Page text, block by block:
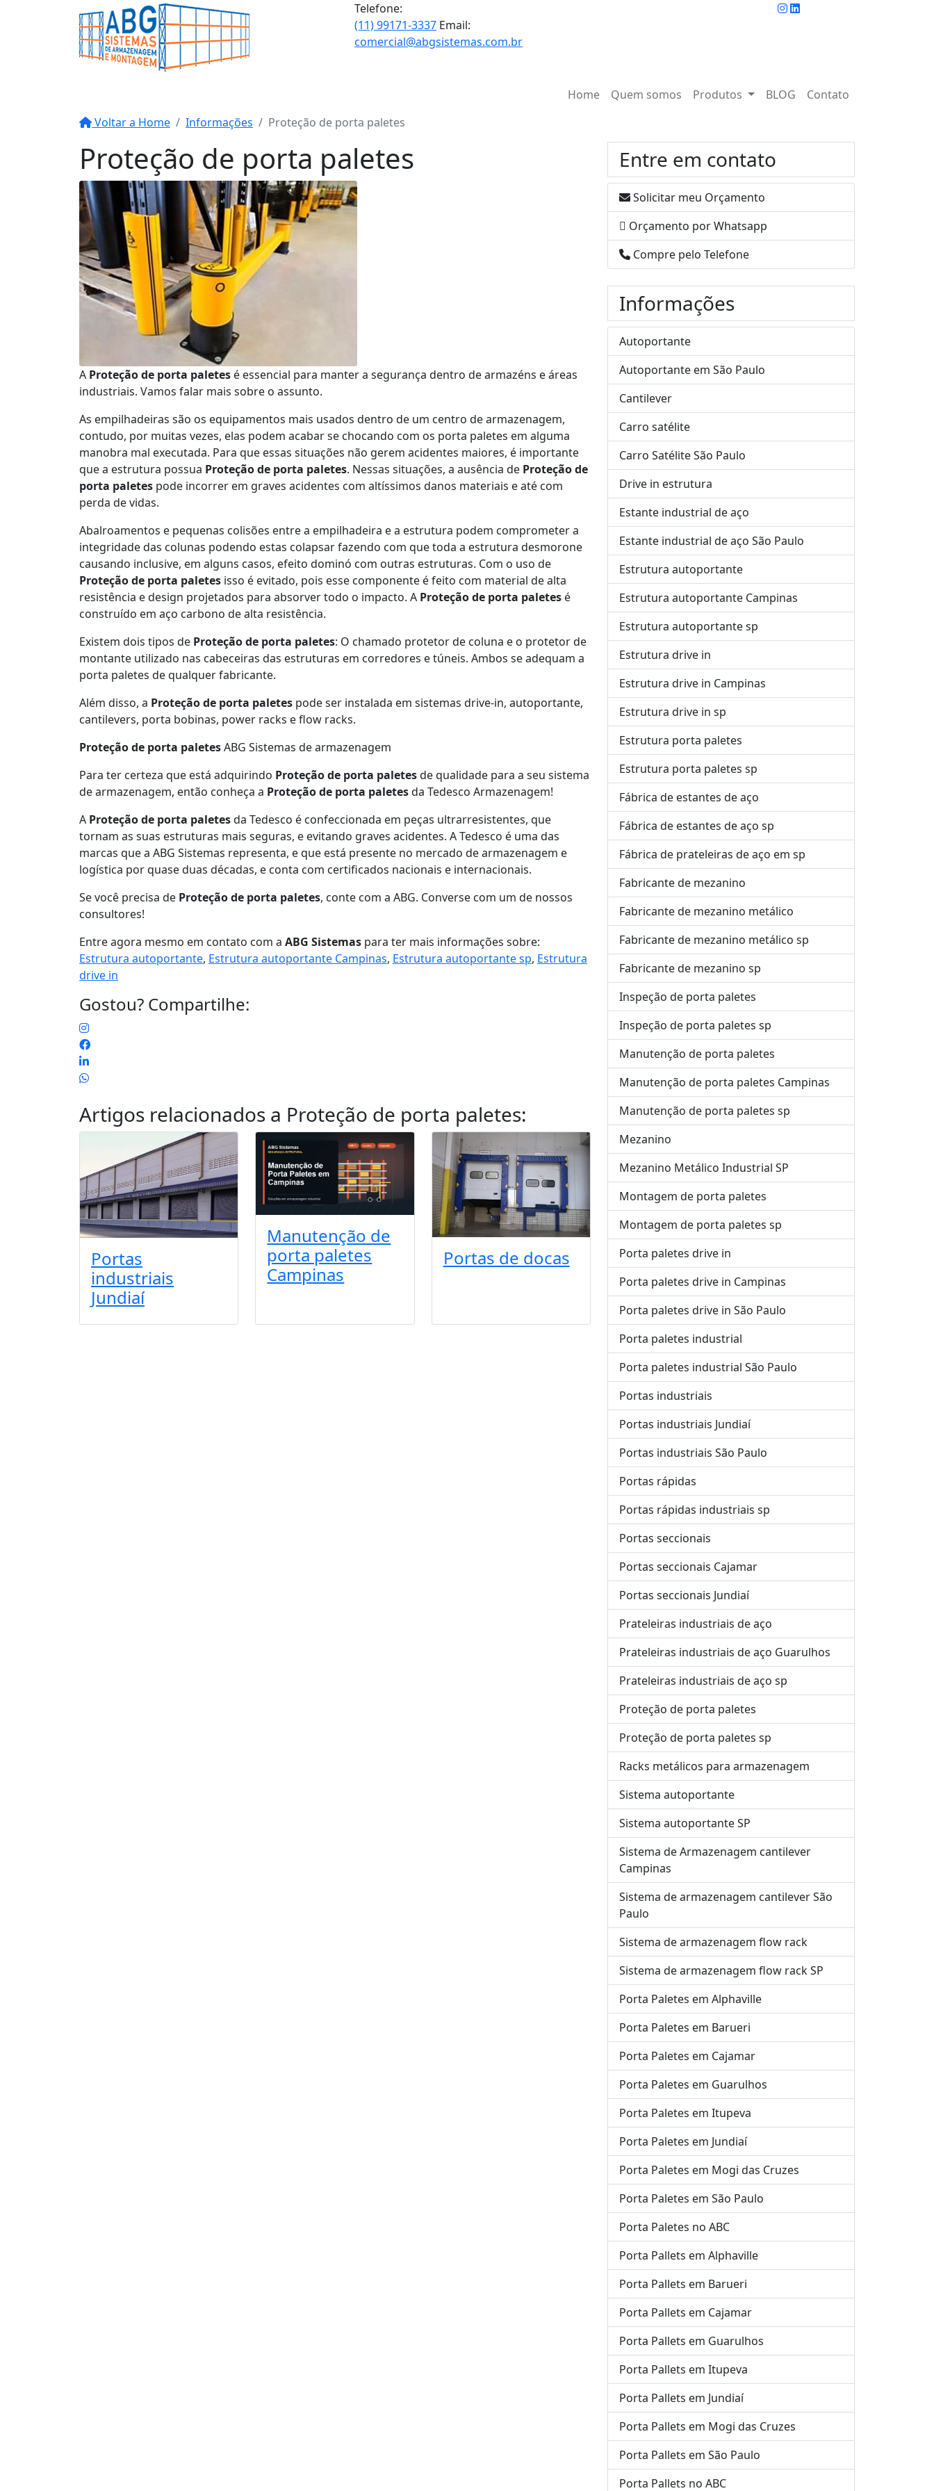
Telefone:
(11) 99171-3337 Email:
comercial@abgsistemas.com.br
Home Quem somos Produtos BLOG
Contato
Voltar a Home
Informações Proteção de porta paletes
Proteção de porta paletes
A Proteção de porta paletes é essencial para manter a segurança dentro de armazéns e áreas
industriais. Vamos falar mais sobre o assunto.
As empilhadeiras são os equipamentos mais usados dentro de um centro de armazenagem,
contudo, por muitas vezes, elas podem acabar se chocando com os porta paletes em alguma
manobra mal executada. Para que essas situações não gerem acidentes maiores, é importante
que a estrutura possua Proteção de porta paletes. Nessas situações, a ausência de Proteção de
porta paletes pode incorrer em graves acidentes com altíssimos danos materiais e até com
perda de vidas.
Abalroamentos e pequenas colisões entre a empilhadeira e a estrutura podem comprometer a
integridade das colunas podendo estas colapsar fazendo com que toda a estrutura desmorone
causando inclusive, em alguns casos, efeito dominó com outras estruturas. Com o uso de
Proteção de porta paletes isso é evitado, pois esse componente é feito com material de alta
resistência e design projetados para absorver todo o impacto. A Proteção de porta paletes é
construído em aço carbono de alta resistência.
Existem dois tipos de Proteção de porta paletes: O chamado protetor de coluna e o protetor de
montante utilizado nas cabeceiras das estruturas em corredores e túneis. Ambos se adequam a
porta paletes de qualquer fabricante.
Além disso, a Proteção de porta paletes pode ser instalada em sistemas drive-in, autoportante,
cantilevers, porta bobinas, power racks e flow racks.
Proteção de porta paletesABG Sistemas de armazenagem
Para ter certeza que está adquirindo Proteção de porta paletesde qualidade para a seu sistema
de armazenagem, então conheça a Proteção de porta paletesda Tedesco Armazenagem!
A Proteção de porta paletesda Tedesco é confeccionada em peças ultrarresistentes, que
tornam as suas estruturas mais seguras, e evitando graves acidentes. A Tedesco é uma das
marcas que a ABG Sistemas representa, e que está presente no mercado de armazenagem e
logística por quase duas décadas, e conta com certificados nacionais e internacionais.
Se você precisa de Proteção de porta paletes, conte com a ABG. Converse com um de nossos
consultores!
Entre agora mesmo em contato com a ABG Sistemas para ter mais informações sobre:
Estrutura autoportante, Estrutura autoportante Campinas, Estrutura autoportante sp, Estrutura
drive in
Gostou? Compartilhe:
Artigos relacionados a Proteção de porta paletes:
Portas
industriais
Jundiaí
Manutenção de
porta paletes
Campinas
Portas de docas
Entre em contato
Solicitar meu Orçamento
Orçamento por Whatsapp
Compre pelo Telefone
Informações
Autoportante
Autoportante em São Paulo
Cantilever
Carro satélite
Carro Satélite São Paulo
Drive in estrutura
Estante industrial de aço
Estante industrial de aço São Paulo
Estrutura autoportante
Estrutura autoportante Campinas
Estrutura autoportante sp
Estrutura drive in
Estrutura drive in Campinas
Estrutura drive in sp
Estrutura porta paletes
Estrutura porta paletes sp
Fábrica de estantes de aço
Fábrica de estantes de aço sp
Fábrica de prateleiras de aço em sp
Fabricante de mezanino
Fabricante de mezanino metálico
Fabricante de mezanino metálico sp
Fabricante de mezanino sp
Inspeção de porta paletes
Inspeção de porta paletes sp
Manutenção de porta paletes
Manutenção de porta paletes Campinas
Manutenção de porta paletes sp
Mezanino
Mezanino Metálico Industrial SP
Montagem de porta paletes
Montagem de porta paletes sp
Porta paletes drive in
Porta paletes drive in Campinas
Porta paletes drive in São Paulo
Porta paletes industrial
Porta paletes industrial São Paulo
Portas industriais
Portas industriais Jundiaí
Portas industriais São Paulo
Portas rápidas
Portas rápidas industriais sp
Portas seccionais
Portas seccionais Cajamar
Portas seccionais Jundiaí
Prateleiras industriais de aço
Prateleiras industriais de aço Guarulhos
Prateleiras industriais de aço sp
Proteção de porta paletes
Proteção de porta paletes sp
Racks metálicos para armazenagem
Sistema autoportante
Sistema autoportante SP
Sistema de Armazenagem cantilever
Campinas
Sistema de armazenagem cantilever São
Paulo
Sistema de armazenagem flow rack
Sistema de armazenagem flow rack SP
Porta Paletes em Alphaville
Porta Paletes em Barueri
Porta Paletes em Cajamar
Porta Paletes em Guarulhos
Porta Paletes em Itupeva
Porta Paletes em Jundiaí
Porta Paletes em Mogi das Cruzes
Porta Paletes em São Paulo
Porta Paletes no ABC
Porta Pallets em Alphaville
Porta Pallets em Barueri
Porta Pallets em Cajamar
Porta Pallets em Guarulhos
Porta Pallets em Itupeva
Porta Pallets em Jundiaí
Porta Pallets em Mogi das Cruzes
Porta Pallets em São Paulo
Porta Pallets no ABC